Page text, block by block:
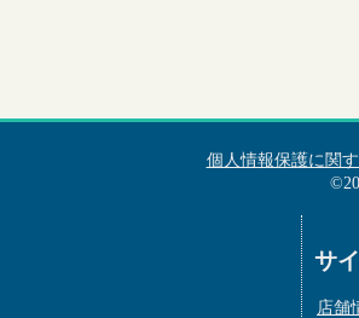
個人情報保護に関
サ
店舗